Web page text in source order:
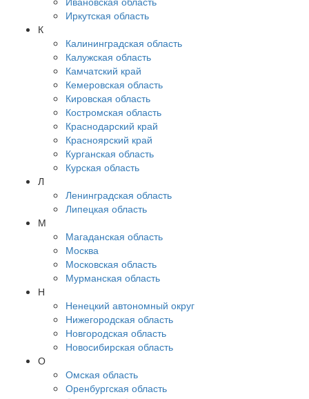
Иркутская область
К
Калининградская область
Калужская область
Камчатский край
Кемеровская область
Кировская область
Костромская область
Краснодарский край
Красноярский край
Курганская область
Курская область
Л
Ленинградская область
Липецкая область
М
Магаданская область
Москва
Московская область
Мурманская область
Н
Ненецкий автономный округ
Нижегородская область
Новгородская область
Новосибирская область
О
Омская область
Оренбургская область